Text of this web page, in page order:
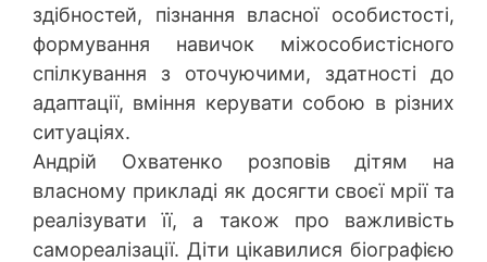
здібностей, пізнання власної особистості,
формування навичок міжособистісного
спілкування з оточуючими, здатності до
адаптації, вміння керувати собою в різних
ситуаціях.
Андрій Охватенко розповів дітям на
власному прикладі як досягти своєї мрії та
реалізувати її, а також про важливість
самореалізації. Діти цікавилися біографією